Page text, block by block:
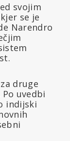
svojim
se je
Narendro
druge
uvedbi
indijski